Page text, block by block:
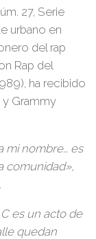
27, Serie
urbano en
del rap
Rap del
ha recibido
Grammy
mi nombre… es
comunidad»,
es un acto de
quedan